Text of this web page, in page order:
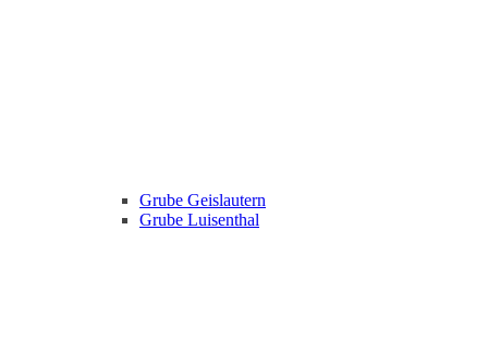
Grube Geislautern
Grube Luisenthal